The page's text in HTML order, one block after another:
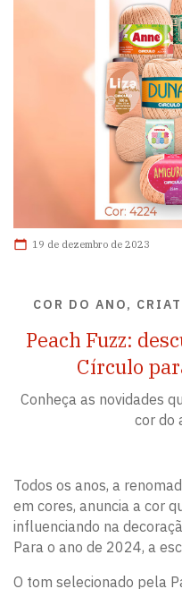
19 de dezembro de 2023
COR DO ANO,
Peach Fuzz:
Círculo
Conheça as novidades
cor do
Todos os anos, a
em cores, anuncia a cor
influenciando na
Para o ano de 2024, a
O tom selecionado pela